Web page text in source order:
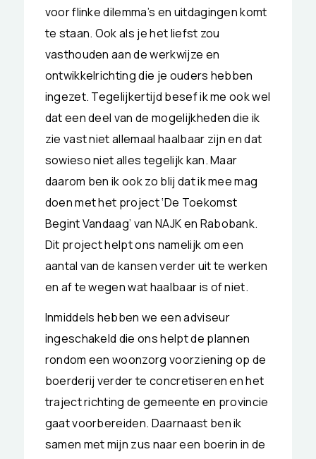
voor flinke dilemma’s en uitdagingen komt
te staan. Ook als je het liefst zou
vasthouden aan de werkwijze en
ontwikkelrichting die je ouders hebben
ingezet. Tegelijkertijd besef ik me ook wel
dat een deel van de mogelijkheden die ik
zie vast niet allemaal haalbaar zijn en dat
sowieso niet alles tegelijk kan. Maar
daarom ben ik ook zo blij dat ik mee mag
doen met het project ‘De Toekomst
Begint Vandaag’ van NAJK en Rabobank.
Dit project helpt ons namelijk om een
aantal van de kansen verder uit te werken
en af te wegen wat haalbaar is of niet.
Inmiddels hebben we een adviseur
ingeschakeld die ons helpt de plannen
rondom een woonzorg voorziening op de
boerderij verder te concretiseren en het
traject richting de gemeente en provincie
gaat voorbereiden. Daarnaast ben ik
samen met mijn zus naar een boerin in de